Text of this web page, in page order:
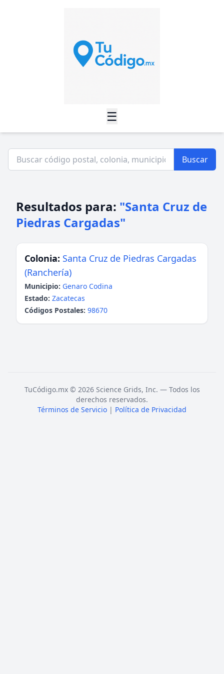
☰
Buscar
Resultados para: "Santa Cruz de
Piedras Cargadas"
Colonia: Santa Cruz de Piedras Cargadas
(Ranchería)
Municipio: Genaro Codina
Estado: Zacatecas
Códigos Postales: 98670
TuCódigo.mx © 2026 Science Grids, Inc. — Todos los
derechos reservados.
Términos de Servicio | Política de Privacidad